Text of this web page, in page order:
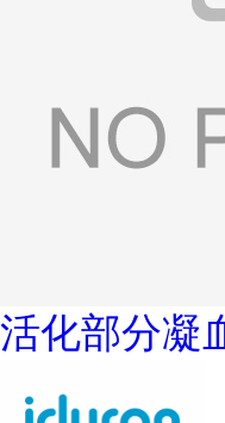
活化部分凝